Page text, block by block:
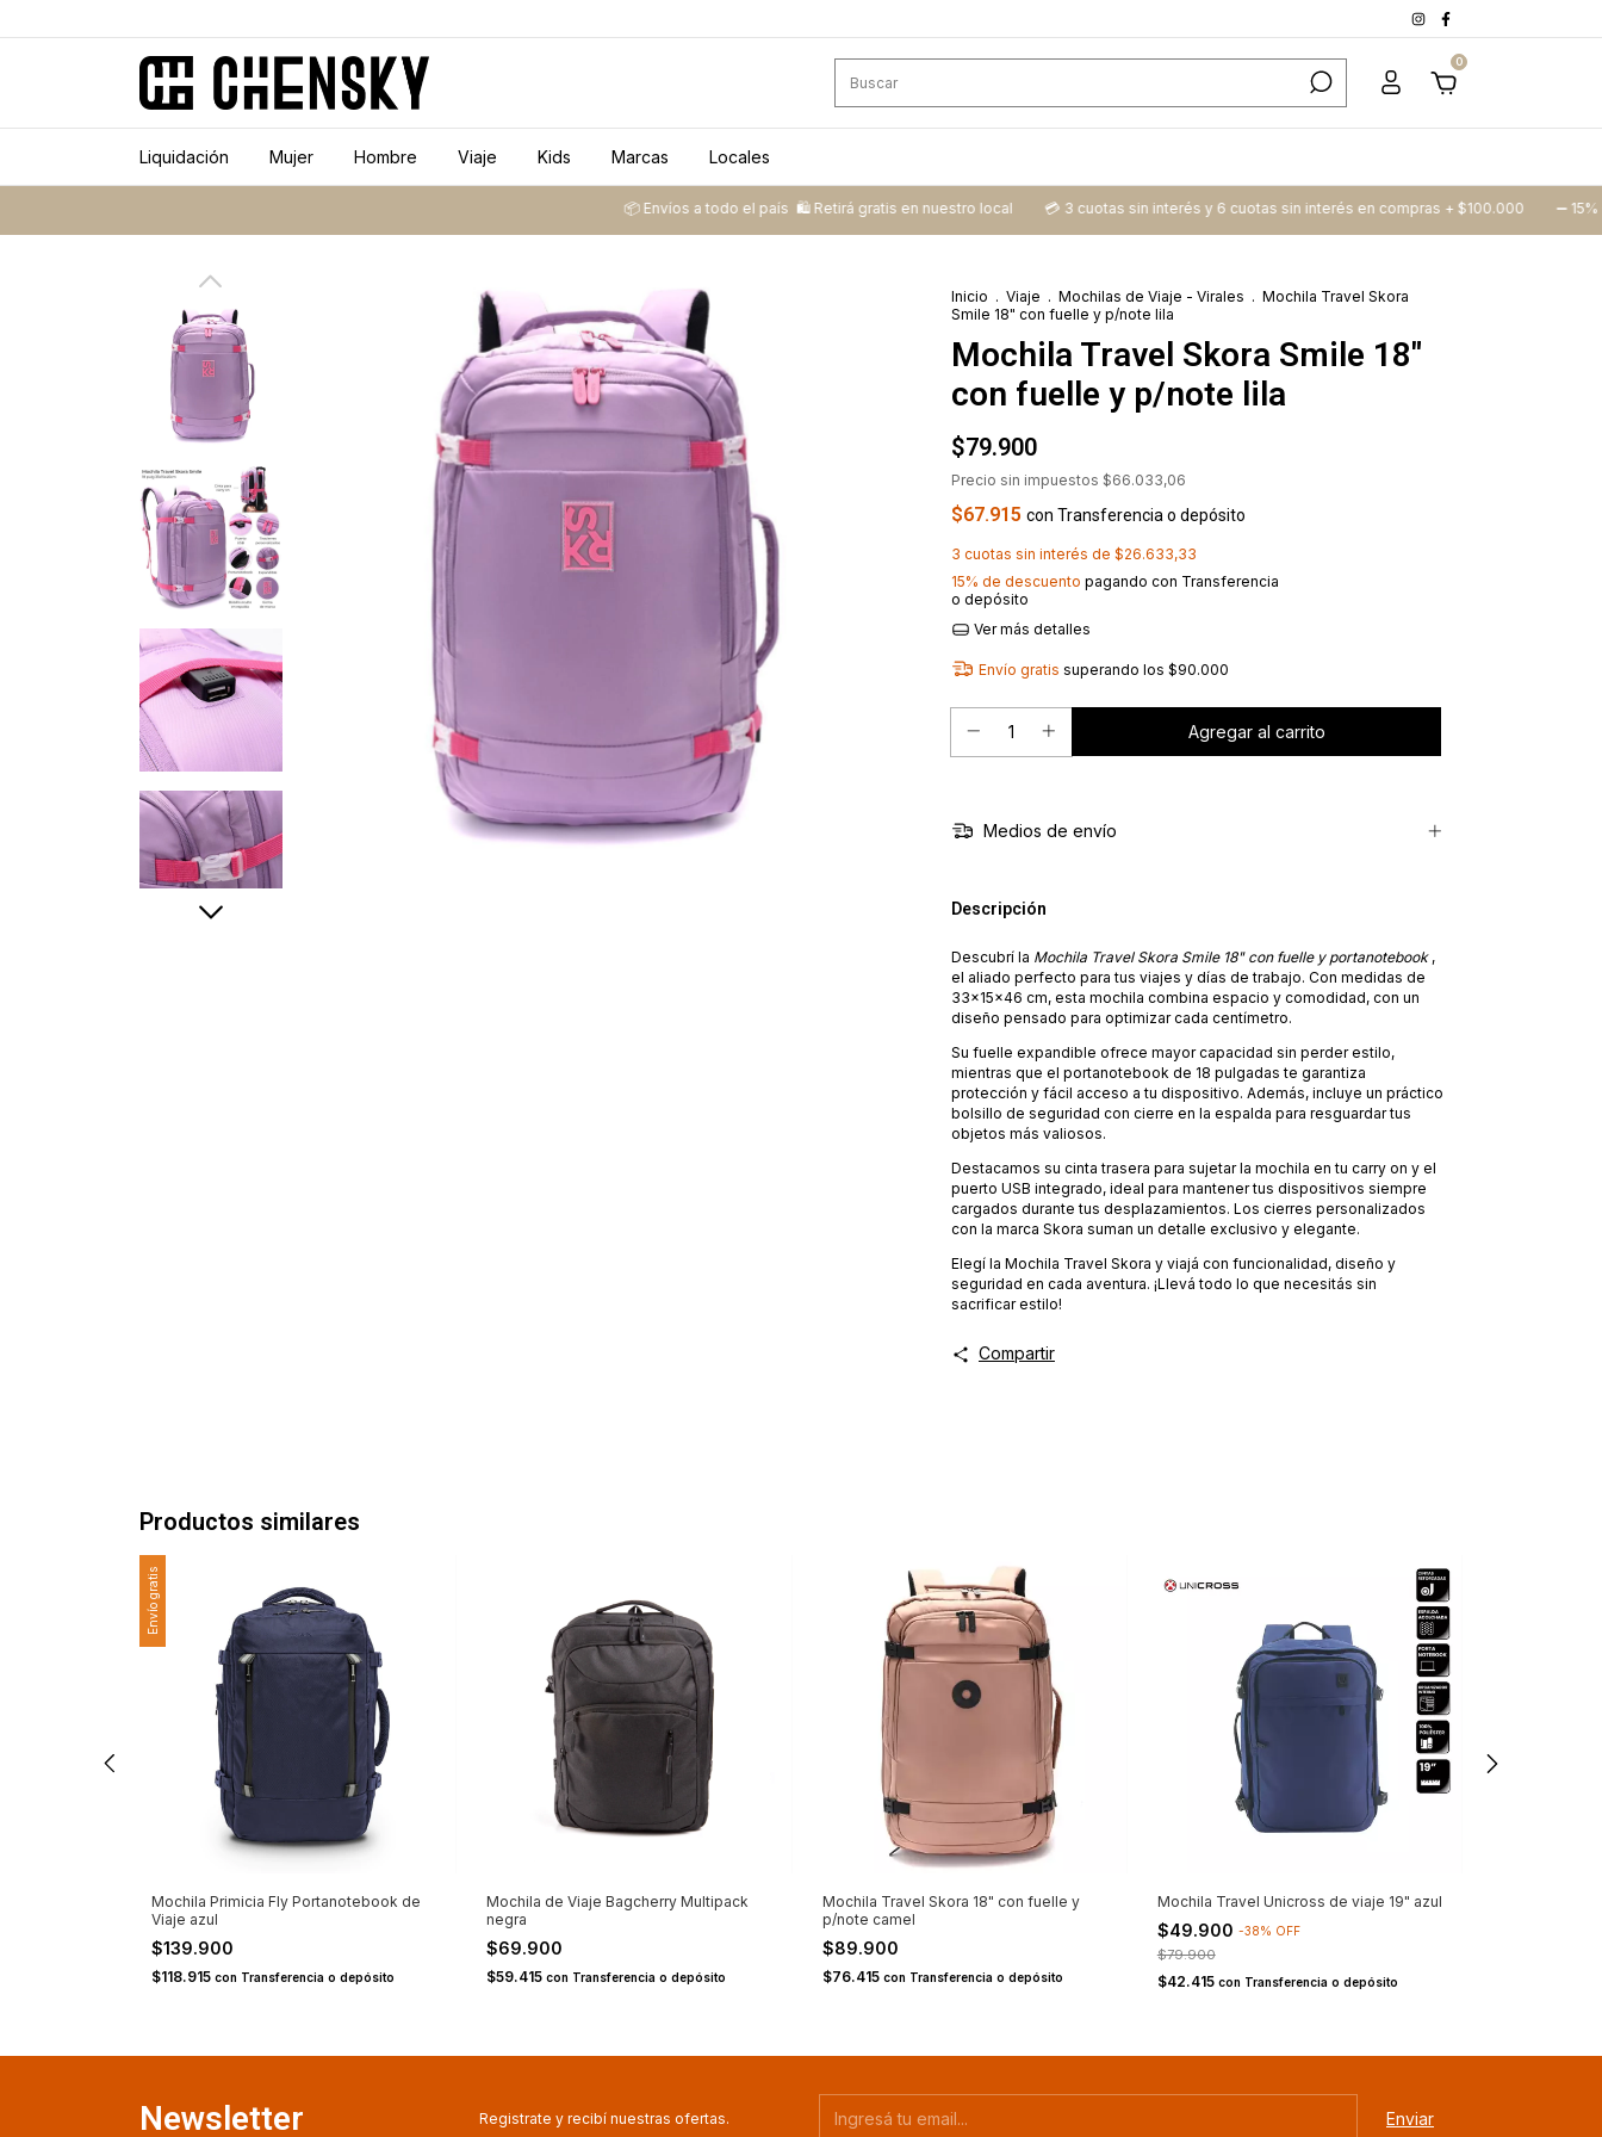
0
Liquidación Mujer Hombre Viaje Kids Marcas Locales
📦 ​Envíos a todo el país ​ 🛍️​ Retirá gratis en nuestro local 💳​ 3 cuotas sin interés y 6 cuotas sin interés en compras + $100.000 ➖​ 15% Off
Inicio . Viaje . Mochilas de Viaje - Virales . Mochila Travel Skora
Smile 18" con fuelle y p/note lila
Mochila Travel Skora Smile 18"
con fuelle y p/note lila
$79.900
Precio sin impuestos $66.033,06
$67.915 con Transferencia o depósito
3 cuotas sin interés de $26.633,33
15% de descuento pagando con Transferencia
o depósito
Ver más detalles
Envío gratis superando los $90.000
Medios de envío
Descripción
Descubrí la Mochila Travel Skora Smile 18" con fuelle y portanotebook ,
el aliado perfecto para tus viajes y días de trabajo. Con medidas de
33x15x46 cm, esta mochila combina espacio y comodidad, con un
diseño pensado para optimizar cada centímetro.
Su fuelle expandible ofrece mayor capacidad sin perder estilo,
mientras que el portanotebook de 18 pulgadas te garantiza
protección y fácil acceso a tu dispositivo. Además, incluye un práctico
bolsillo de seguridad con cierre en la espalda para resguardar tus
objetos más valiosos.
Destacamos su cinta trasera para sujetar la mochila en tu carry on y el
puerto USB integrado, ideal para mantener tus dispositivos siempre
cargados durante tus desplazamientos. Los cierres personalizados
con la marca Skora suman un detalle exclusivo y elegante.
Elegí la Mochila Travel Skora y viajá con funcionalidad, diseño y
seguridad en cada aventura. ¡Llevá todo lo que necesitás sin
sacrificar estilo!
Compartir
Productos similares
Envío gratis
Mochila Primicia Fly Portanotebook de
Viaje azul
$139.900
$118.915 con Transferencia o depósito
Mochila de Viaje Bagcherry Multipack
negra
$69.900
$59.415con Transferencia o depósito
Mochila Travel Skora 18" con fuelle y
p/note camel
$89.900
$76.415 con Transferencia o depósito
Mochila Travel Unicross de viaje 19" azul
$49.900 -38% OFF
$79.900
$42.415 con Transferencia o depósito
Newsletter Registrate y recibí nuestras ofertas.